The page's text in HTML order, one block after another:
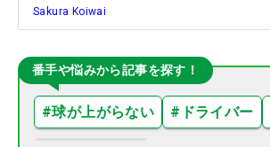
Sakura Koiwai
番手や悩みから記事を探す！
#球が上がらない # ドライバー